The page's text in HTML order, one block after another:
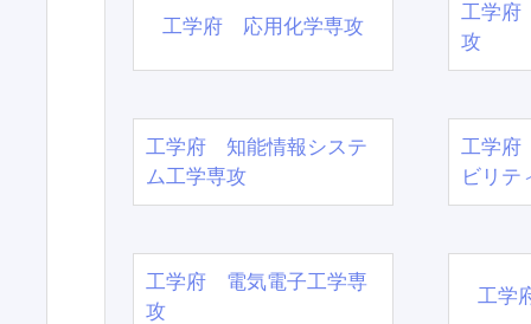
工学府 応用化学専攻
工学府
攻
工学府 知能情報システ
ム工学専攻
工学府
ビリテ
工学府 電気電子工学専
攻
工学